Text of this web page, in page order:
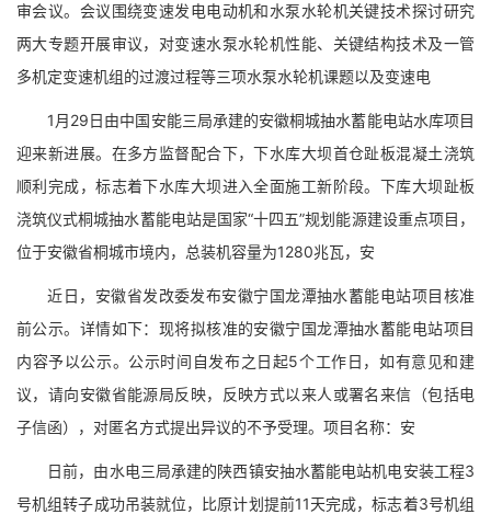
审会议。会议围绕变速发电电动机和水泵水轮机关键技术探讨研究
两大专题开展审议，对变速水泵水轮机性能、关键结构技术及一管
多机定变速机组的过渡过程等三项水泵水轮机课题以及变速电
1月29日由中国安能三局承建的安徽桐城抽水蓄能电站水库项目
迎来新进展。在多方监督配合下，下水库大坝首仓趾板混凝土浇筑
顺利完成，标志着下水库大坝进入全面施工新阶段。下库大坝趾板
浇筑仪式桐城抽水蓄能电站是国家“十四五”规划能源建设重点项目，
位于安徽省桐城市境内，总装机容量为1280兆瓦，安
近日，安徽省发改委发布安徽宁国龙潭抽水蓄能电站项目核准
前公示。详情如下：现将拟核准的安徽宁国龙潭抽水蓄能电站项目
内容予以公示。公示时间自发布之日起5个工作日，如有意见和建
议，请向安徽省能源局反映，反映方式以来人或署名来信（包括电
子信函），对匿名方式提出异议的不予受理。项目名称：安
日前，由水电三局承建的陕西镇安抽水蓄能电站机电安装工程3
号机组转子成功吊装就位，比原计划提前11天完成，标志着3号机组